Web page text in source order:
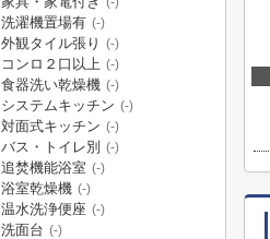
洗濯機置場有 (-)
外観タイル張り (-)
コンロ２口以上 (-)
食器洗い乾燥機 (-)
システムキッチン (-)
対面式キッチン (-)
バス・トイレ別 (-)
追焚機能浴室 (-)
浴室乾燥機 (-)
温水洗浄便座 (-)
洗面台 (-)